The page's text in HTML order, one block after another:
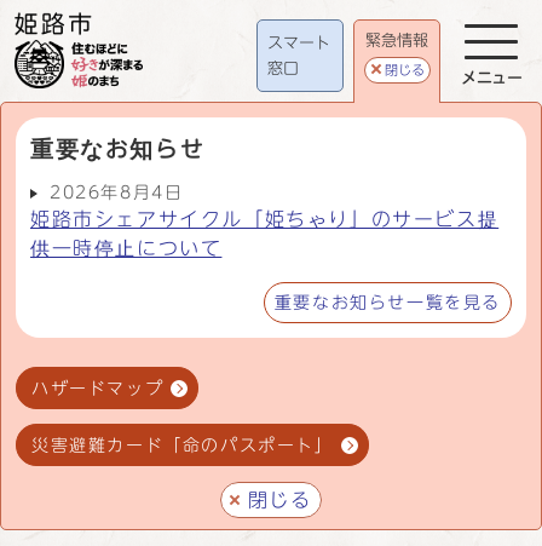
スマート
窓口
緊急情報
閉じる
重要なお知らせ
2026年8月4日
姫路市シェアサイクル「姫ちゃり」のサービス提
供一時停止について
重要なお知らせ一覧を見る
ハザードマップ
災害避難カード「命のパスポート」
閉じる
メニュー